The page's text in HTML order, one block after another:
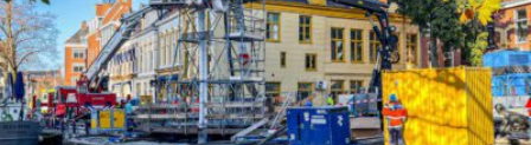
meer
over
Beknelde
bouwvakker
op